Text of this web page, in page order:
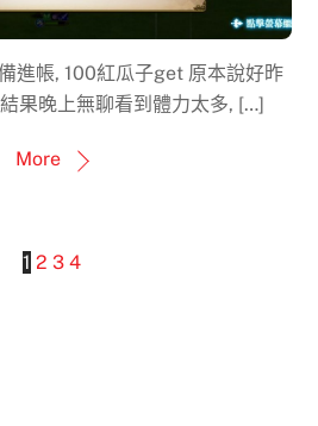
進帳, 100紅瓜子get 原本說好昨
果晚上無聊看到體力太多, […]
More
1 2 3 4